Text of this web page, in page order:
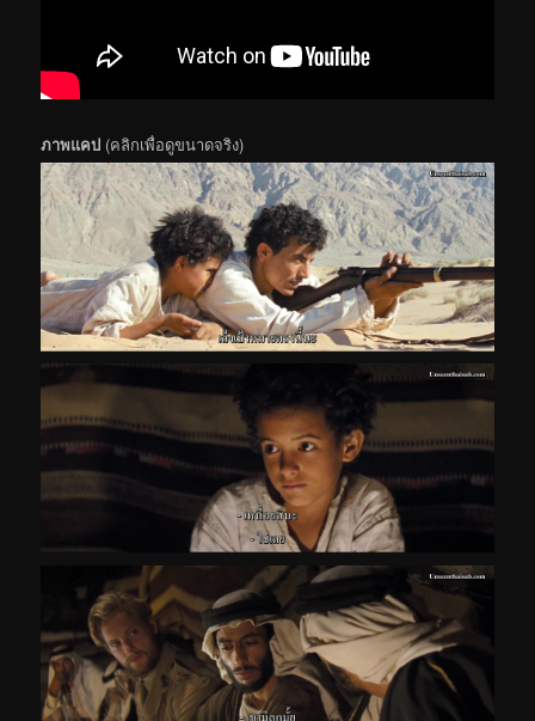
ภาพแคป (คลิกเพื่อดูขนาดจริง)